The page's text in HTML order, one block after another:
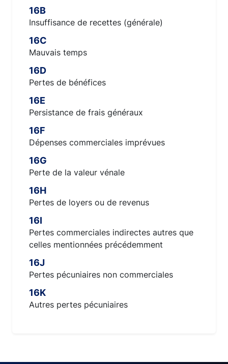
16B
Insuffisance de recettes (générale)
16C
Mauvais temps
16D
Pertes de bénéfices
16E
Persistance de frais généraux
16F
Dépenses commerciales imprévues
16G
Perte de la valeur vénale
16H
Pertes de loyers ou de revenus
16I
Pertes commerciales indirectes autres que
celles mentionnées précédemment
16J
Pertes pécuniaires non commerciales
16K
Autres pertes pécuniaires